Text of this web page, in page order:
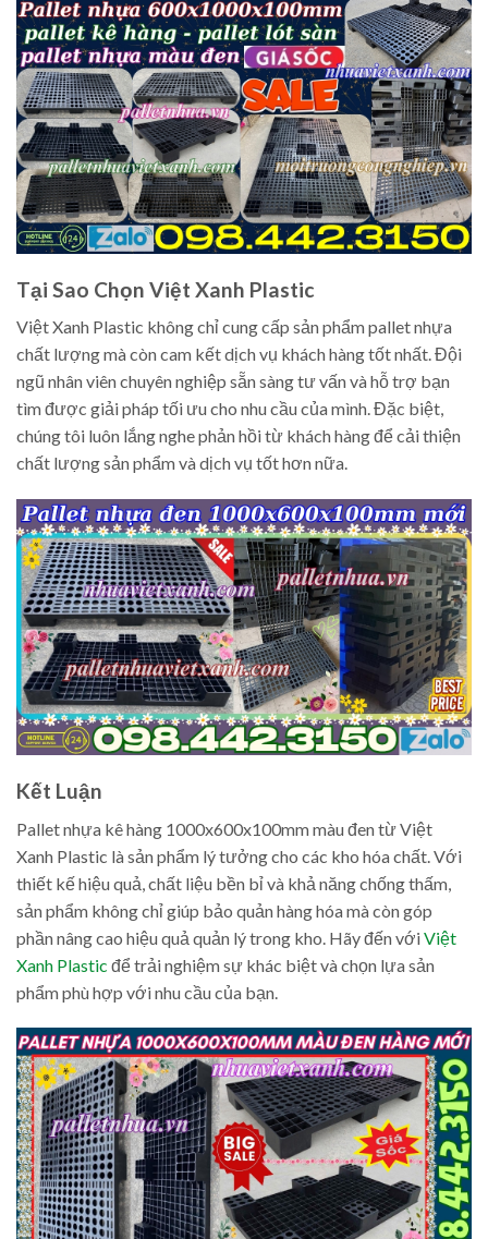
Tại Sao Chọn Việt Xanh Plastic
Việt Xanh Plastic không chỉ cung cấp sản phẩm pallet nhựa
chất lượng mà còn cam kết dịch vụ khách hàng tốt nhất. Đội
ngũ nhân viên chuyên nghiệp sẵn sàng tư vấn và hỗ trợ bạn
tìm được giải pháp tối ưu cho nhu cầu của mình. Đặc biệt,
chúng tôi luôn lắng nghe phản hồi từ khách hàng để cải thiện
chất lượng sản phẩm và dịch vụ tốt hơn nữa.
Kết Luận
Pallet nhựa kê hàng 1000x600x100mm màu đen từ Việt
Xanh Plastic là sản phẩm lý tưởng cho các kho hóa chất. Với
thiết kế hiệu quả, chất liệu bền bỉ và khả năng chống thấm,
sản phẩm không chỉ giúp bảo quản hàng hóa mà còn góp
phần nâng cao hiệu quả quản lý trong kho. Hãy đến vớiViệt
Xanh Plastic để trải nghiệm sự khác biệt và chọn lựa sản
phẩm phù hợp với nhu cầu của bạn.